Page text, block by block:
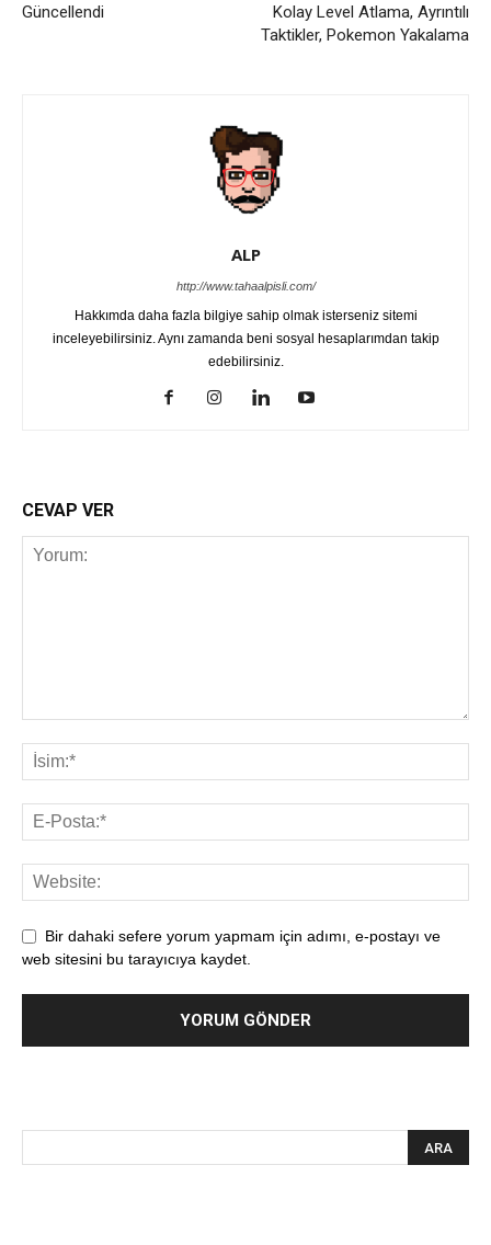
Güncellendi
Kolay Level Atlama, Ayrıntılı
Taktikler, Pokemon Yakalama
ALP
http://www.tahaalpisli.com/
Hakkımda daha fazla bilgiye sahip olmak isterseniz sitemi
inceleyebilirsiniz. Aynı zamanda beni sosyal hesaplarımdan takip
edebilirsiniz.
CEVAP VER
Bir dahaki sefere yorum yapmam için adımı, e-postayı ve
web sitesini bu tarayıcıya kaydet.